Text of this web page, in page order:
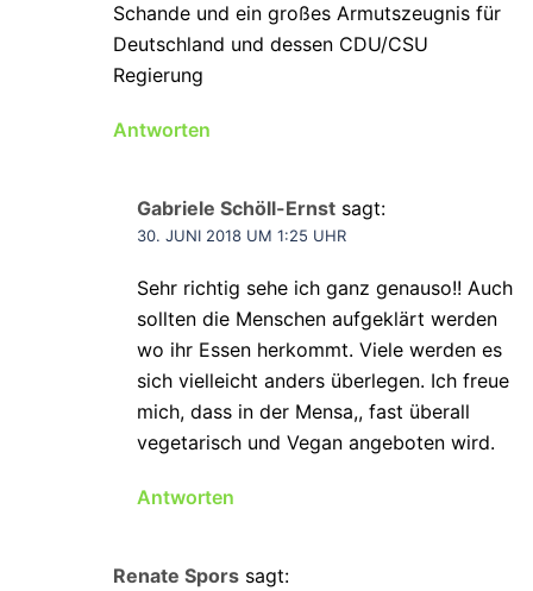
Schande und ein großes Armutszeugnis für
Deutschland und dessen CDU/CSU
Regierung
Antworten
Gabriele Schöll-Ernst sagt:
30. JUNI 2018 UM 1:25 UHR
Sehr richtig sehe ich ganz genauso!! Auch
sollten die Menschen aufgeklärt werden
wo ihr Essen herkommt. Viele werden es
sich vielleicht anders überlegen. Ich freue
mich, dass in der Mensa,, fast überall
vegetarisch und Vegan angeboten wird.
Antworten
Renate Spors sagt: